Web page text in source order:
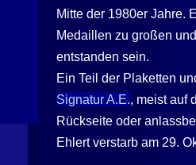
Mitte der 1980er Jahre.
Medaillen zu großen
entstanden sein.
Ein Teil der Plaketten
Signatur A.E., meist auf
Rückseite oder
Ehlert verstarb am 29.